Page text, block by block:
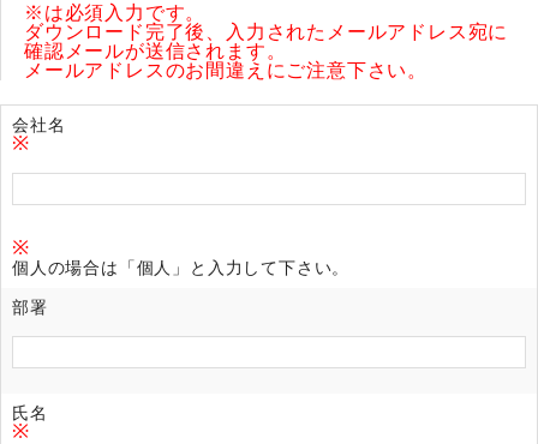
※ は必須入力です。
ダウンロード完了後、入力されたメールアドレス宛に
確認メールが送信されます。
メールアドレスのお間違えにご注意下さい。
会社名
※
※
個人の場合は「個人」と入力して下さい。
部署
氏名
※